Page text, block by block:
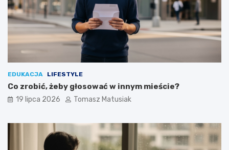
EDUKACJA LIFESTYLE
Co zrobić, żeby głosować w innym mieście?
19 lipca 2026 Tomasz Matusiak